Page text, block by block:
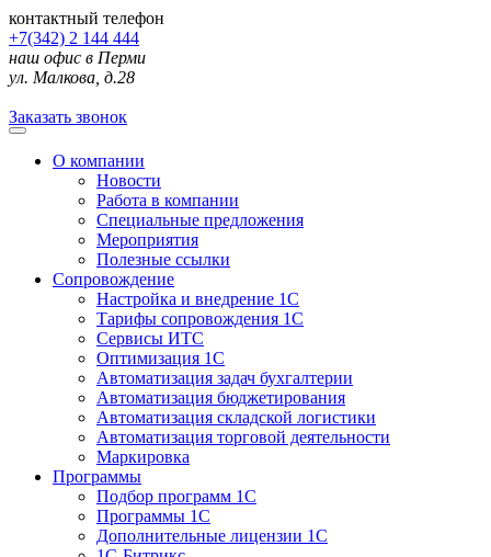
контактный телефон
+7(342) 2 144 444
наш офис в Перми
ул. Малкова, д.28
Заказать звонок
О компании
Новости
Работа в компании
Специальные предложения
Мероприятия
Полезные ссылки
Сопровождение
Настройка и внедрение 1С
Тарифы сопровождения 1С
Сервисы ИТС
Оптимизация 1С
Автоматизация задач бухгалтерии
Автоматизация бюджетирования
Автоматизация складской логистики
Автоматизация торговой деятельности
Маркировка
Программы
Подбор программ 1С
Программы 1С
Дополнительные лицензии 1С